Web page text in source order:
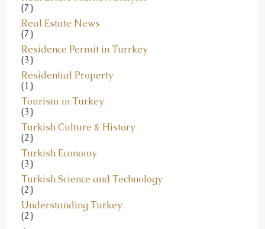
Real Estate News
(7)
Residence Permit in Turrkey
(3)
Residential Property
(1)
Tourism in Turkey
(3)
Turkish Culture & History
(2)
Turkish Economy
(3)
Turkish Science and Technology
(2)
Understanding Turkey
(2)
Анализ рынка недвижимости